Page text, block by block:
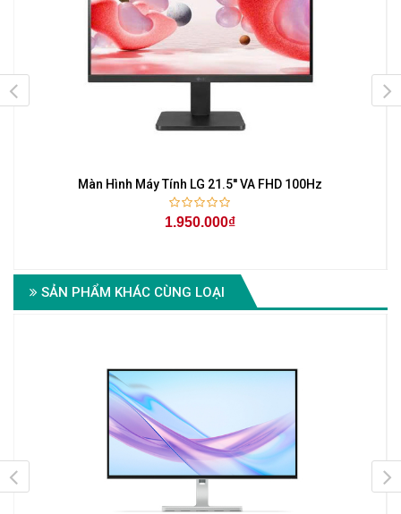
Màn Hình Máy Tính LG 21.5'' VA FHD 100Hz
1.950.000₫
SẢN PHẨM KHÁC CÙNG LOẠI